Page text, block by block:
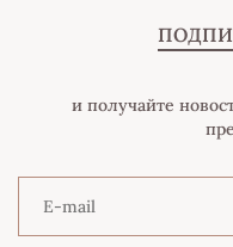
и получайте